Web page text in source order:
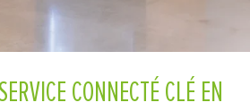
CONNECTÉ CLÉ EN